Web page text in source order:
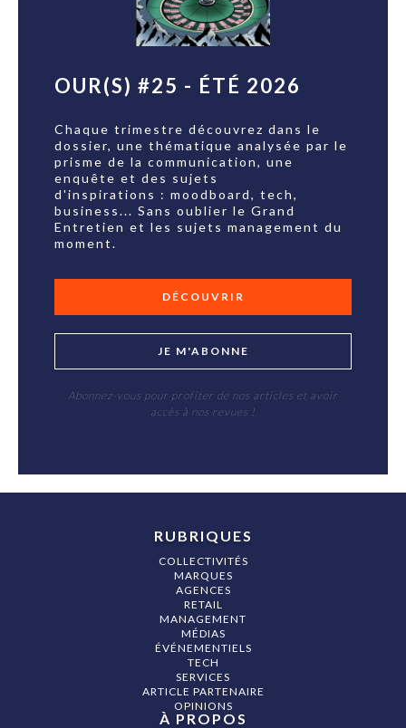
OUR(S) #25 - ÉTÉ 2026
Chaque trimestre découvrez dans le
dossier, une thématique analysée par le
prisme de la communication, une
enquête et des sujets
d'inspirations : moodboard, tech,
business... Sans oublier le Grand
Entretien et les sujets management du
moment.
DÉCOUVRIR
JE M'ABONNE
Abonnez-vous pour profiter de nos articles et avoir
accès à nos revues !
RUBRIQUES
COLLECTIVITÉS
MARQUES
AGENCES
RETAIL
MANAGEMENT
MÉDIAS
ÉVÉNEMENTIELS
TECH
SERVICES
ARTICLE PARTENAIRE
OPINIONS
À PROPOS